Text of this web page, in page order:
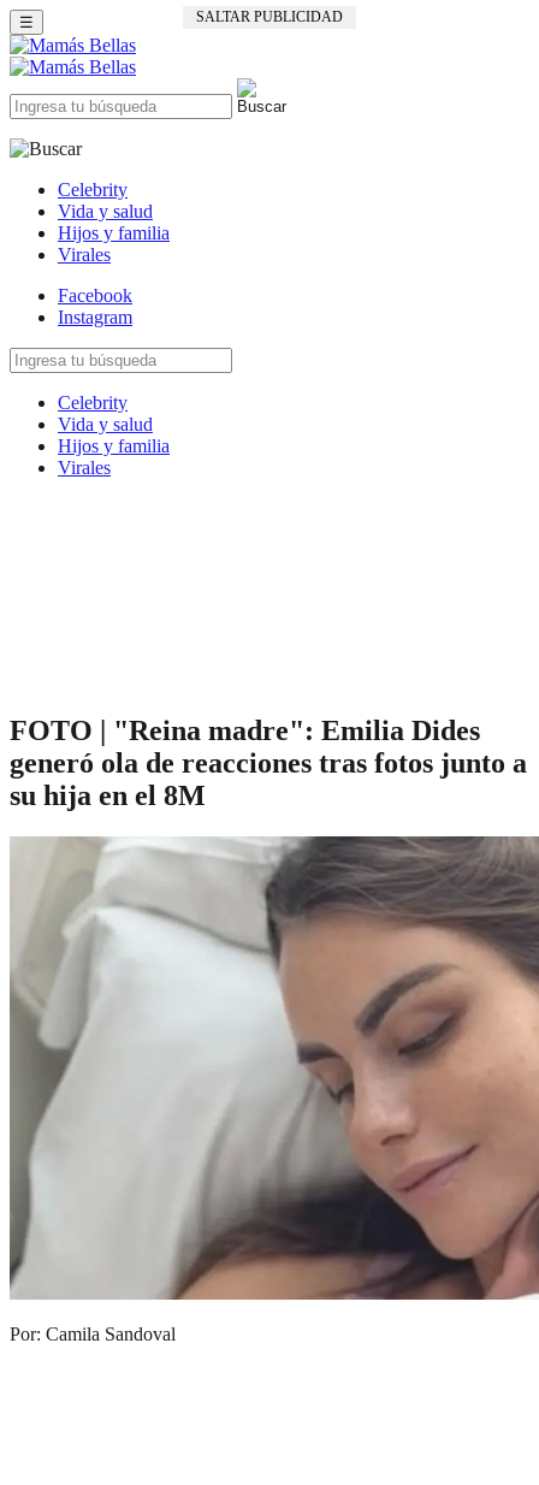
SALTAR PUBLICIDAD
☰
Celebrity
Vida y salud
Hijos y familia
Virales
Facebook
Instagram
Celebrity
Vida y salud
Hijos y familia
Virales
FOTO | "Reina madre": Emilia Dides
generó ola de reacciones tras fotos junto a
su hija en el 8M
Por: Camila Sandoval